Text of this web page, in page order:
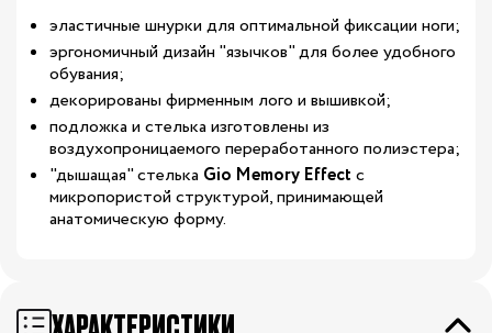
эластичные шнурки для оптимальной фиксации ноги;
эргономичный дизайн "язычков" для более удобного
обувания;
декорированы фирменным лого и вышивкой;
подложка и стелька изготовлены из
воздухопроницаемого переработанного полиэстера;
"дышащая" стелька Gio Memory Effect с
микропористой структурой, принимающей
анатомическую форму.